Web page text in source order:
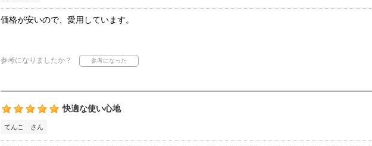
価格が安いので、愛用しています。
参考になりましたか？
快適な使い心地
てんこ さん